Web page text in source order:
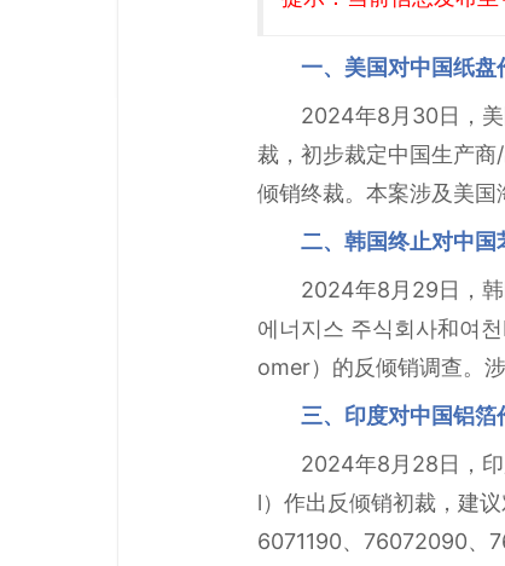
一、美国对中国纸盘
2024年8月30日，
裁，初步裁定中国生产
倾销终裁。本案涉及美
二、韩国终止对中
2024年8月29日，
에너지스 주식회사和여
omer）的反倾销调查。
三、印度对中国铝箔
2024年8月28日，
l）作出反倾销初裁，建
6071190、76072090、